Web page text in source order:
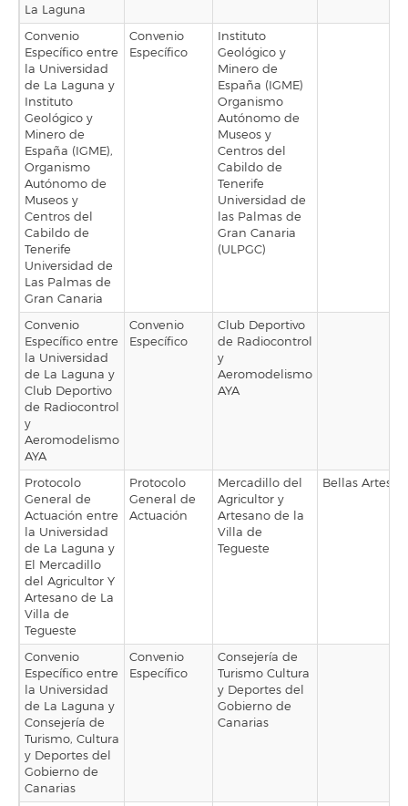
La Laguna
Convenio
Específico entre
la Universidad
de La Laguna y
Instituto
Geológico y
Minero de
España (IGME),
Organismo
Autónomo de
Museos y
Centros del
Cabildo de
Tenerife
Universidad de
Las Palmas de
Gran Canaria
Convenio
Específico
Instituto
Geológico y
Minero de
España (IGME)
Organismo
Autónomo de
Museos y
Centros del
Cabildo de
Tenerife
Universidad de
las Palmas de
Gran Canaria
(ULPGC)
Convenio
Específico entre
la Universidad
de La Laguna y
Club Deportivo
de Radiocontrol
y
Aeromodelismo
AYA
Convenio
Específico
Club Deportivo
de Radiocontrol
y
Aeromodelismo
AYA
Protocolo
General de
Actuación entre
la Universidad
de La Laguna y
El Mercadillo
del Agricultor Y
Artesano de La
Villa de
Tegueste
Protocolo
General de
Actuación
Mercadillo del
Agricultor y
Artesano de la
Villa de
Tegueste
Bellas Artes
Convenio
Específico entre
la Universidad
de La Laguna y
Consejería de
Turismo, Cultura
y Deportes del
Gobierno de
Canarias
Convenio
Específico
Consejería de
Turismo Cultura
y Deportes del
Gobierno de
Canarias